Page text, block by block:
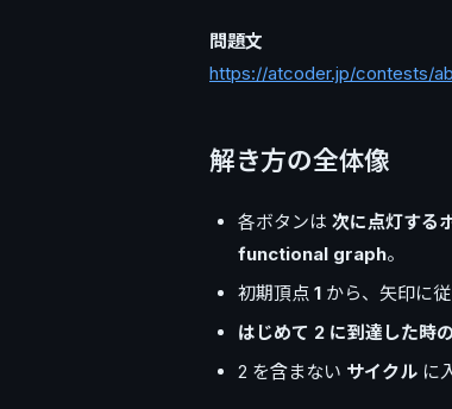
問題文
https://atcoder.jp/contests/
解き方の全体像
各ボタンは 次に点灯する
functional graph。
初期頂点 1 から、矢印に
はじめて 2 に到達した時
2 を含まない サイクル に